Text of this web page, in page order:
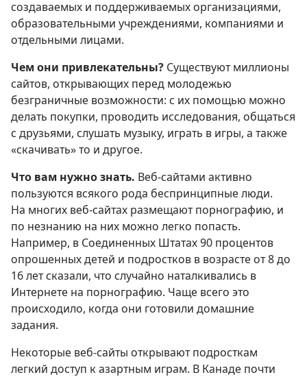
создаваемых и поддерживаемых организациями,
образовательными учреждениями, компаниями и
отдельными лицами.
Чем они привлекательны? Существуют миллионы
сайтов, открывающих перед молодежью
безграничные возможности: с их помощью можно
делать покупки, проводить исследования, общаться
с друзьями, слушать музыку, играть в игры, а также
«скачивать» то и другое.
Что вам нужно знать. Веб-сайтами активно
пользуются всякого рода беспринципные люди.
На многих веб-сайтах размещают порнографию, и
по незнанию на них можно легко попасть.
Например, в Соединенных Штатах 90 процентов
опрошенных детей и подростков в возрасте от 8 до
16 лет сказали, что случайно наталкивались в
Интернете на порнографию. Чаще всего это
происходило, когда они готовили домашние
задания.
Некоторые веб-сайты открывают подросткам
легкий доступ к азартным играм. В Канаде почти